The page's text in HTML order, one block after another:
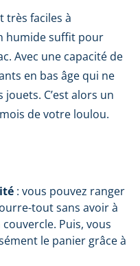
très faciles à
humide suffit pour
Avec une capacité de
en bas âge qui ne
C’est alors un
de votre loulou.
: vous pouvez ranger
tout sans avoir à
Puis, vous
le panier grâce à